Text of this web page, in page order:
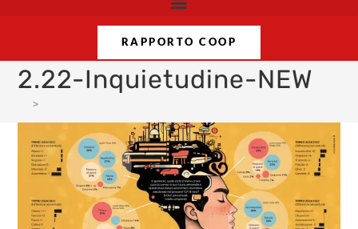
RAPPORTO COOP
2.22-Inquietudine-NEW
>